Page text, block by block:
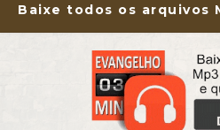
Baixe todos os arquivos